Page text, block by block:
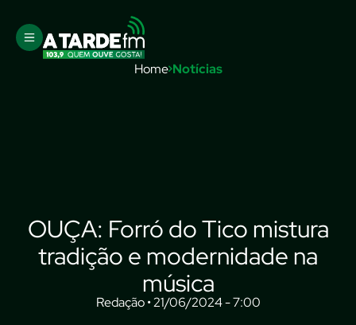
Home Notícias
OUÇA: Forró do Tico mistura
tradição e modernidade na
música
Redação • 21/06/2024 - 7:00